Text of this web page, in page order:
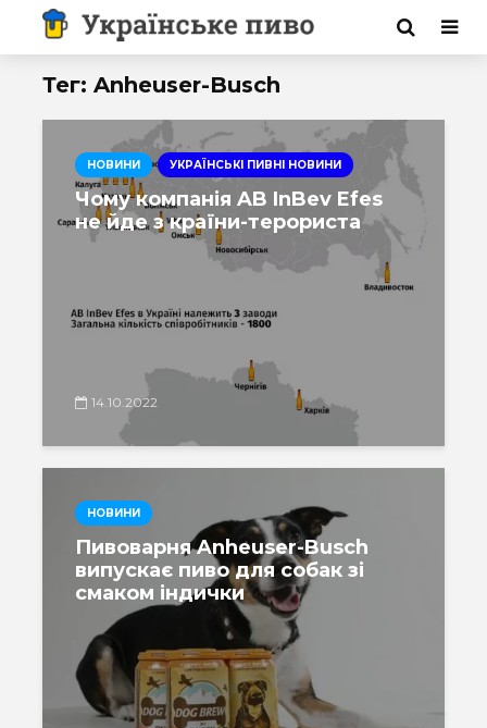
Тег: Anheuser-Busch
НОВИНИ УКРАЇНСЬКІ ПИВНІ НОВИНИ
Чому компанія AB InBev Efes
не йде з країни-терориста
14.10.2022
НОВИНИ
Пивоварня Anheuser-Busch
випускає пиво для собак зі
смаком індички